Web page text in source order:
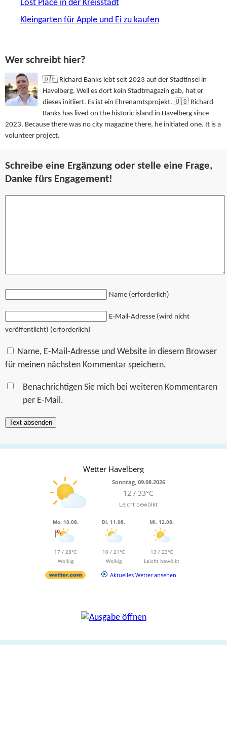
Lost Place in der Kreisstadt
Kleingarten für Apple und Ei zu kaufen
Wer schreibt hier?
🇩🇪 Richard Banks lebt seit 2023 auf der Stadtinsel in
Havelberg. Weil es dort kein Stadtmagazin gab, hat er
dieses initiiert. Es ist ein Ehrenamtsprojekt. 🇺🇸 Richard
Banks has lived on the historic island in Havelberg since
2023. Because there was no city magazine there, he initiated one. It is a
volunteer project.
Schreibe eine Ergänzung oder stelle eine Frage,
Danke fürs Engagement!
Name (erforderlich)
E-Mail-Adresse (wird nicht
veröffentlicht) (erforderlich)
Name, E-Mail-Adresse und Website in diesem Browser
für meinen nächsten Kommentar speichern.
Benachrichtigen Sie mich bei weiteren Kommentaren
per E-Mail.
Wetter Havelberg
Sonntag, 09.08.2026
12 / 33°C
Leicht bewölkt
Mo, 10.08.
17 / 28°C
Wolkig
Di, 11.08.
10 / 21°C
Wolkig
Mi, 12.08.
13 / 23°C
Leicht bewölkt
Aktuelles Wetter ansehen